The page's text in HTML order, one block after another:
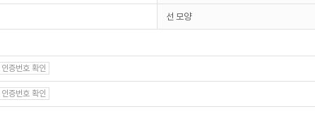
선 모양
인증번호 확인
인증번호 확인